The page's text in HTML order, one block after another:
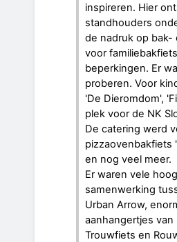
inspireren. Hier
standhouders
de nadruk op bak-
voor
beperkingen. Er
proberen. Voor
'De Dieromdom',
plek voor de NK
De catering werd
pizzaovenbakfiets
en nog veel meer.
Er waren vele
samenwerking
Urban Arrow,
aanhangertjes
Trouwfiets en